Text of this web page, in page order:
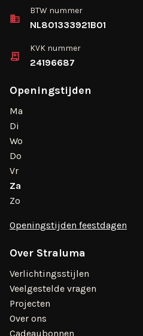
BTW nummer
NL801333921B01
KVK nummer
24196687
Openingstijden
Ma
Di
Wo
Do
Vr
Za
Zo
Openingstijden feestdagen
Over Straluma
Verlichtingsstijlen
Veelgestelde vragen
Projecten
Over ons
Cadeaubonnen